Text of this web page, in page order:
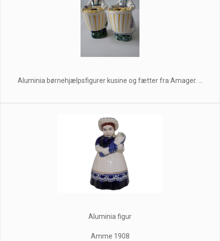
Aluminia børnehjælpsfigurer kusine og fætter fra Amager. ...
Aluminia figur
Amme 1908